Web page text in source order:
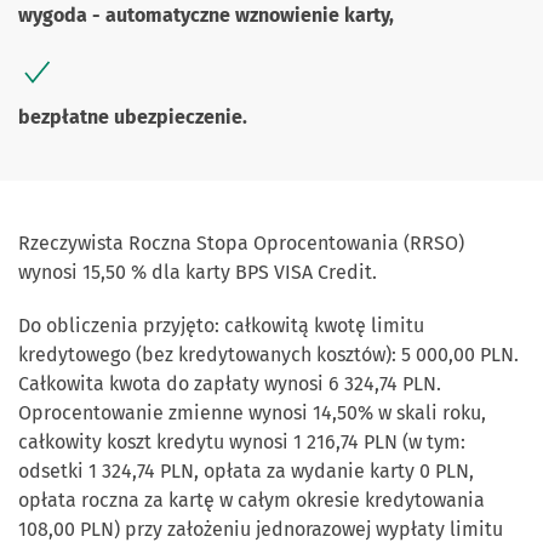
wygoda - automatyczne wznowienie karty,
bezpłatne ubezpieczenie.
Rzeczywista Roczna Stopa Oprocentowania (RRSO)
wynosi 15,50 % dla karty BPS VISA Credit.
Do obliczenia przyjęto: całkowitą kwotę limitu
kredytowego (bez kredytowanych kosztów): 5 000,00 PLN.
Całkowita kwota do zapłaty wynosi 6 324,74 PLN.
Oprocentowanie zmienne wynosi 14,50% w skali roku,
całkowity koszt kredytu wynosi 1 216,74 PLN (w tym:
odsetki 1 324,74 PLN, opłata za wydanie karty 0 PLN,
opłata roczna za kartę w całym okresie kredytowania
108,00 PLN) przy założeniu jednorazowej wypłaty limitu